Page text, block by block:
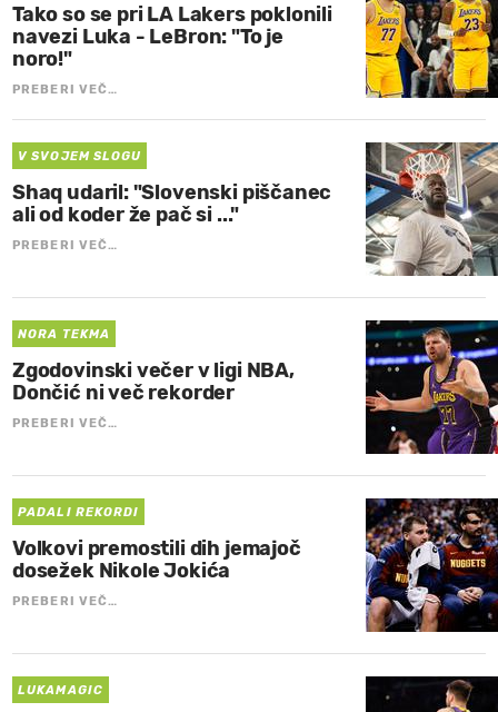
Tako so se pri LA Lakers poklonili
navezi Luka - LeBron: "To je
noro!"
PREBERI VEČ…
V SVOJEM SLOGU
Shaq udaril: "Slovenski piščanec
ali od koder že pač si ..."
PREBERI VEČ…
NORA TEKMA
Zgodovinski večer v ligi NBA,
Dončić ni več rekorder
PREBERI VEČ…
PADALI REKORDI
Volkovi premostili dih jemajoč
dosežek Nikole Jokića
PREBERI VEČ…
LUKAMAGIC